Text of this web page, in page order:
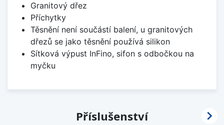
Granitový dřez
Příchytky
Těsnění není součástí balení, u granitových
dřezů se jako těsnění používá silikon
Sítková výpust InFino, sifon s odbočkou na
myčku
Příslušenství 